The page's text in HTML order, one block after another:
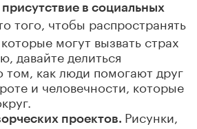
в социальных
того, чтобы распространять
могут вызвать страх
давайте делиться
том, как люди помогают друг
и человечности, которые
проектов. Рисунки,